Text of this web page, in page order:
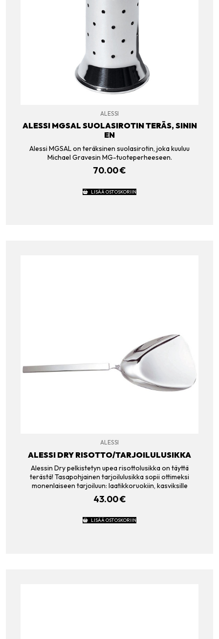
ALESSI
ALESSI MGSAL SUOLASIROTIN TERÄS, SININ
EN
Alessi MGSAL on teräksinen suolasirotin, joka kuuluu
Michael Gravesin MG-tuoteperheeseen.
70.00€
LISÄÄ OSTOSKORIIN
ALESSI
ALESSI DRY RISOTTO/TARJOILULUSIKKA
Alessin Dry pelkistetyn upea risottolusikka on täyttä
terästä! Tasapohjainen tarjoilulusikka sopii ottimeksi
monenlaiseen tarjoiluun: laatikkoruokiin, kasviksille
43.00€
LISÄÄ OSTOSKORIIN